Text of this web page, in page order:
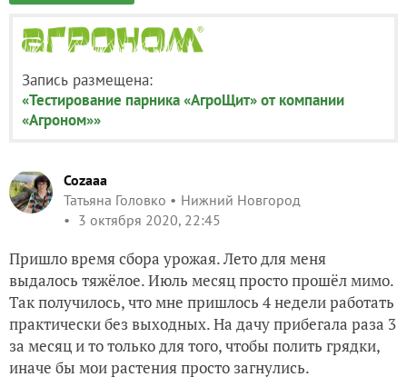
Запись размещена:
«Тестирование парника «АгроЩит» от компании
«Агроном»»
Cozaaa
Татьяна Головко
Нижний Новгород
3 октября 2020, 22:45
Пришло время сбора урожая. Лето для меня
выдалось тяжёлое. Июль месяц просто прошёл мимо.
Так получилось, что мне пришлось 4 недели работать
практически без выходных. На дачу прибегала раза 3
за месяц и то только для того, чтобы полить грядки,
иначе бы мои растения просто загнулись.